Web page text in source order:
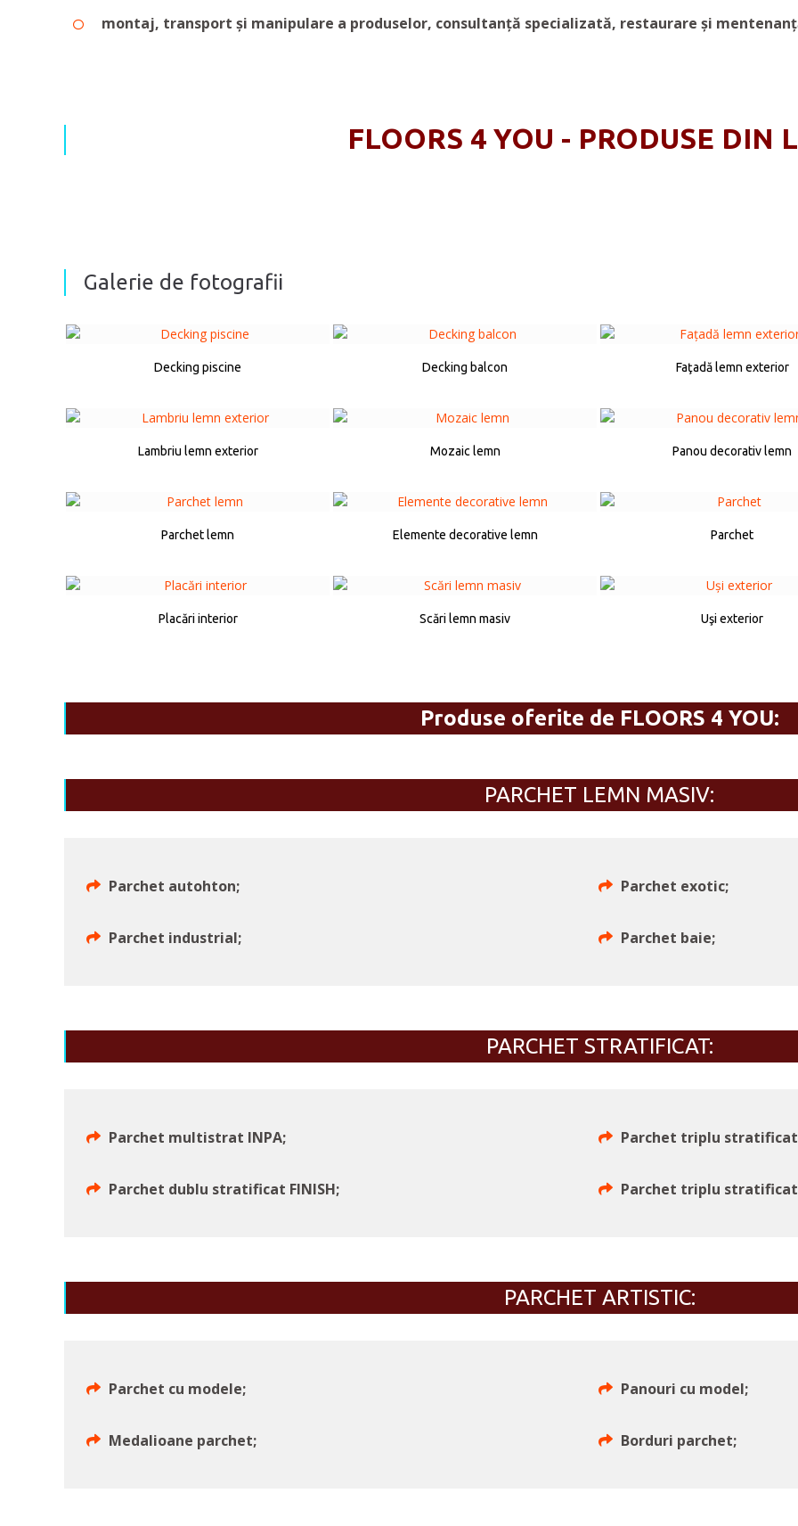
montaj, transport şi manipulare a produselor, consultanţă specializată, restaurare şi
FLOORS 4 YOU - PRODUSE DIN
Galerie de fotografii
Decking piscine Decking balcon Faţadă lemn exterior
Lambriu lemn exterior Mozaic lemn Panou decorativ lemn
Parchet lemn Elemente decorative lemn Parchet
Placări interior Scări lemn masiv Uşi exterior
Produse oferite de FLOORS 4 YOU:
PARCHET LEMN MASIV:
Parchet autohton; Parchet exotic;
Parchet industrial; Parchet baie;
PARCHET STRATIFICAT:
Parchet multistrat INPA; Parchet triplu stratificat
Parchet dublu stratificat FINISH; Parchet triplu stratificat
PARCHET ARTISTIC:
Parchet cu modele; Panouri cu model;
Medalioane parchet; Borduri parchet;